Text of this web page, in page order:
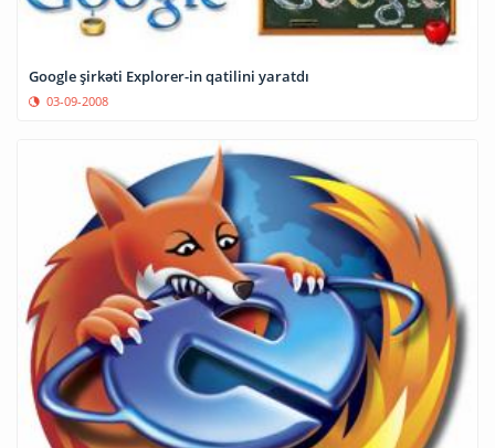
Google şirkəti Explorer-in qatilini yaratdı
03-09-2008